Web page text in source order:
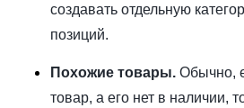
создавать отдельную
позиций.
Похожие товары. Обычно,
товар, а его нет в наличии,